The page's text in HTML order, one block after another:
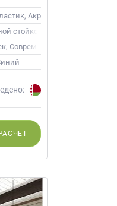
Акрил, Alvic / УФ лак,
стойкой
Современные